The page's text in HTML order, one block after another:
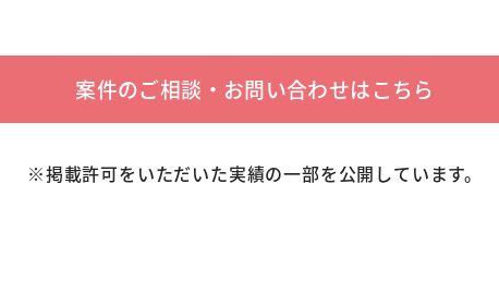
案件のご相談・お問い合わせはこちら
※掲載許可をいただいた実績の一部を公開しています。